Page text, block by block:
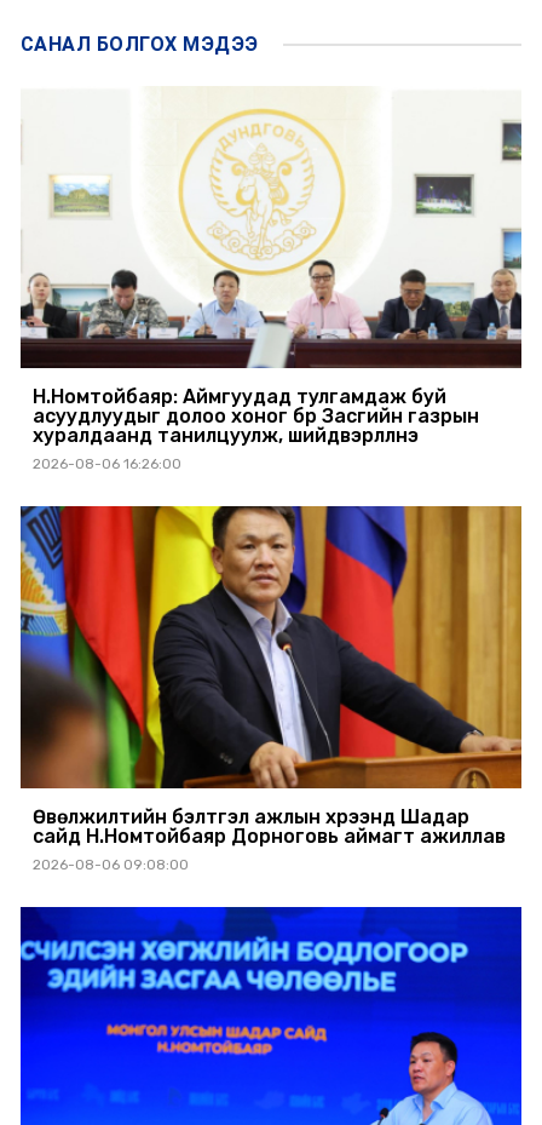
САНАЛ БОЛГОХ МЭДЭЭ
Н.Номтойбаяр: Аймгуудад тулгамдаж буй
асуудлуудыг долоо хоног бүр Засгийн газрын
хуралдаанд танилцуулж, шийдвэрлүүлнэ
2026-08-06 16:26:00
Өвөлжилтийн бэлтгэл ажлын хүрээнд Шадар
сайд Н.Номтойбаяр Дорноговь аймагт ажиллав
2026-08-06 09:08:00